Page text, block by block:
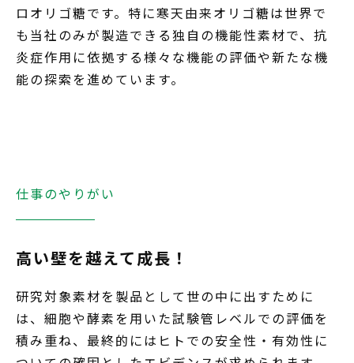
ロオリゴ糖です。特に寒天由来オリゴ糖は世界で
も当社のみが製造できる独自の機能性素材で、抗
炎症作用に依拠する様々な機能の評価や新たな機
能の探索を進めています。
仕事のやりがい
高い壁を越えて成長！
研究対象素材を製品として世の中に出すために
は、細胞や酵素を用いた試験管レベルでの評価を
積み重ね、最終的にはヒトでの安全性・有効性に